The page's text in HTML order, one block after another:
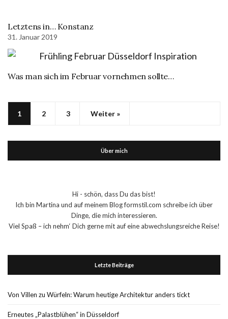
Letztens in… Konstanz
31. Januar 2019
Was man sich im Februar vornehmen sollte…
1 2 3 Weiter »
Über mich
Hi - schön, dass Du das bist!
Ich bin Martina und auf meinem Blog formstil.com schreibe ich über
Dinge, die mich interessieren.
Viel Spaß – ich nehm‘ Dich gerne mit auf eine abwechslungsreiche Reise!
Letzte Beiträge
Von Villen zu Würfeln: Warum heutige Architektur anders tickt
Erneutes „Palastblühen“ in Düsseldorf